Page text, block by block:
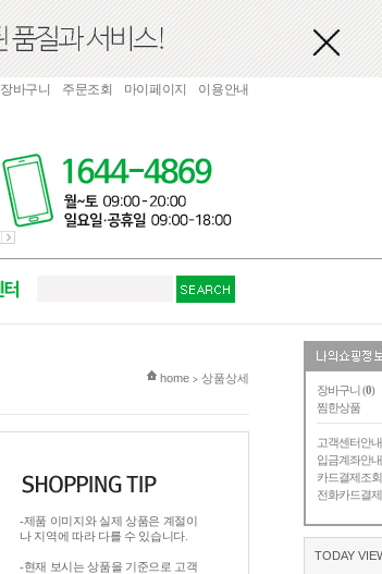
장바구니 (0)
찜한상품
고객센터안내
입금계좌안내
카드결제조회
전화카드결제
TODAY
장바구니 주문조회 마이페이지 이용안내
현재 위치
home > 상품상세
-제품 이미지와 실제 상품은 계절이
나 지역에 따라 다를 수 있습니다.
-현재 보시는 상품을 기준으로 고객